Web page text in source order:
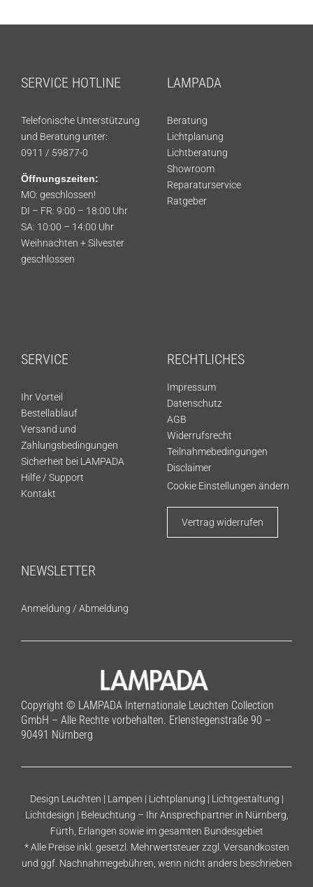
SERVICE HOTLINE
Telefonische Unterstützung
und Beratung unter:
0911 / 59877-0
Öffnungszeiten:
MO: geschlossen!
DI – FR: 9:00 – 18:00 Uhr
SA: 10:00 – 14:00 Uhr
Weihnachten + Silvester
geschlossen
LAMPADA
Beratung
Lichtplanung
Lichtberatung
Showroom
Reparaturservice
Ratgeber
SERVICE
Ihr Vorteil
Bestellablauf
Versand und
Zahlungsbedingungen
Sicherheit bei LAMPADA
Hilfe / Support
Kontakt
RECHTLICHES
Impressum
Datenschutz
AGB
Widerrufsrecht
Teilnahmebedingungen
Disclaimer
Cookie Einstellungen ändern
Vertrag widerrufen
NEWSLETTER
Anmeldung / Abmeldung
Copyright © LAMPADA Internationale Leuchten Collection
GmbH – Alle Rechte vorbehalten. Erlenstegenstraße 90 –
90491 Nürnberg
Design Leuchten | Lampen | Lichtplanung | Lichtgestaltung |
Lichtdesign | Beleuchtung – Ihr Ansprechpartner in Nürnberg,
Fürth, Erlangen sowie im gesamten Bundesgebiet
* Alle Preise inkl. gesetzl. Mehrwertsteuer zzgl. Versandkosten
und ggf. Nachnahmegebühren, wenn nicht anders beschrieben